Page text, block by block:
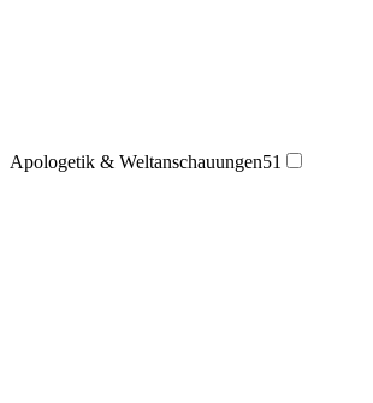
Apologetik & Weltanschauungen51